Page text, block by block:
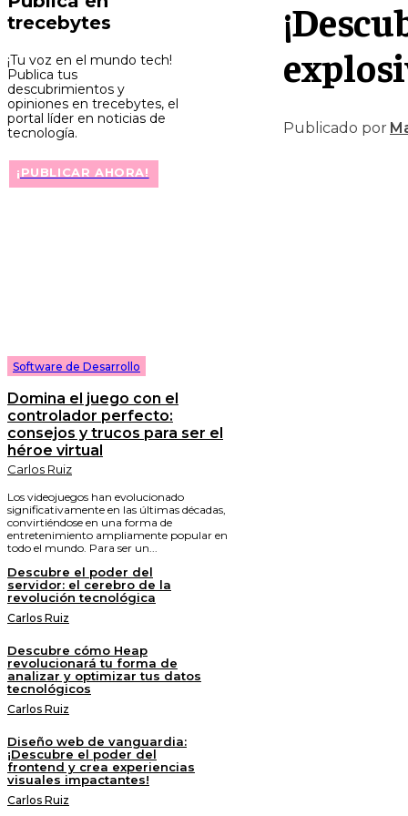
trecebytes
¡Tu voz en el mundo tech!
Publica tus
descubrimientos y
opiniones en trecebytes, el
portal líder en noticias de
tecnología.
¡PUBLICAR AHORA!
Software de Desarrollo
Domina el juego con el
controlador perfecto:
consejos y trucos para ser el
héroe virtual
Carlos Ruiz
Los videojuegos han evolucionado
significativamente en las últimas décadas,
convirtiéndose en una forma de
entretenimiento ampliamente popular en
todo el mundo. Para ser un...
Descubre el poder del
servidor: el cerebro de la
revolución tecnológica
Carlos Ruiz
Descubre cómo Heap
revolucionará tu forma de
analizar y optimizar tus datos
tecnológicos
Carlos Ruiz
Diseño web de vanguardia:
¡Descubre el poder del
frontend y crea experiencias
visuales impactantes!
Carlos Ruiz
Publicado por